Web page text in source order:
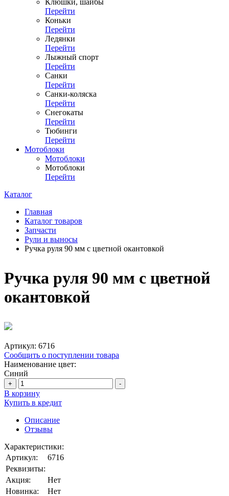
Клюшки, шайбы
Перейти
Коньки
Перейти
Ледянки
Перейти
Лыжный спорт
Перейти
Санки
Перейти
Санки-коляска
Перейти
Снегокаты
Перейти
Тюбинги
Перейти
Мотоблоки
Мотоблоки
Мотоблоки
Перейти
Каталог
Главная
Каталог товаров
Запчасти
Рули и выносы
Ручка руля 90 мм с цветной окантовкой
Ручка руля 90 мм с цветной
окантовкой
Артикул: 6716
Сообщить о поступлении товара
Наименование цвет:
Синий
+ -
В корзину
Купить в кредит
Описание
Отзывы
Характеристики:
Артикул:
6716
Реквизиты:
Акция:
Нет
Новинка:
Нет